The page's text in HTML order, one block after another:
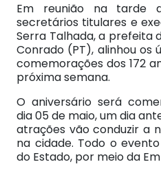
Em reunião na tarde
secretários titulares e
Serra Talhada, a prefeita
Conrado (PT), alinhou os
comemorações dos 172
próxima semana.
O aniversário será
dia 05 de maio, um dia
atrações vão conduzir a
na cidade. Todo o
do Estado, por meio da